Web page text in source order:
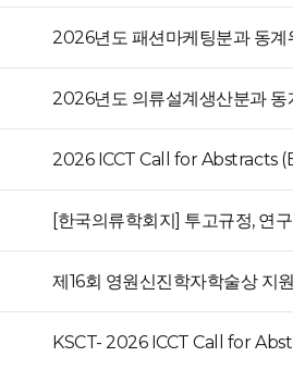
2026년도 패션마케팅분과 동계
2026년도 의류설계생산분과 동
2026 ICCT Call for Abstracts
[한국의류학회지] 투고규정, 연
제16회 영원신진학자학술상 지
KSCT- 2026 ICCT Call for